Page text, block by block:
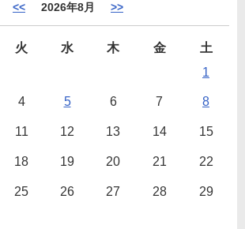
<< 2026年8月 >>
火 水 木 金
土
1
4 5 6 7 8
11 12 13 14 15
18 19 20 21 22
25 26 27 28 29